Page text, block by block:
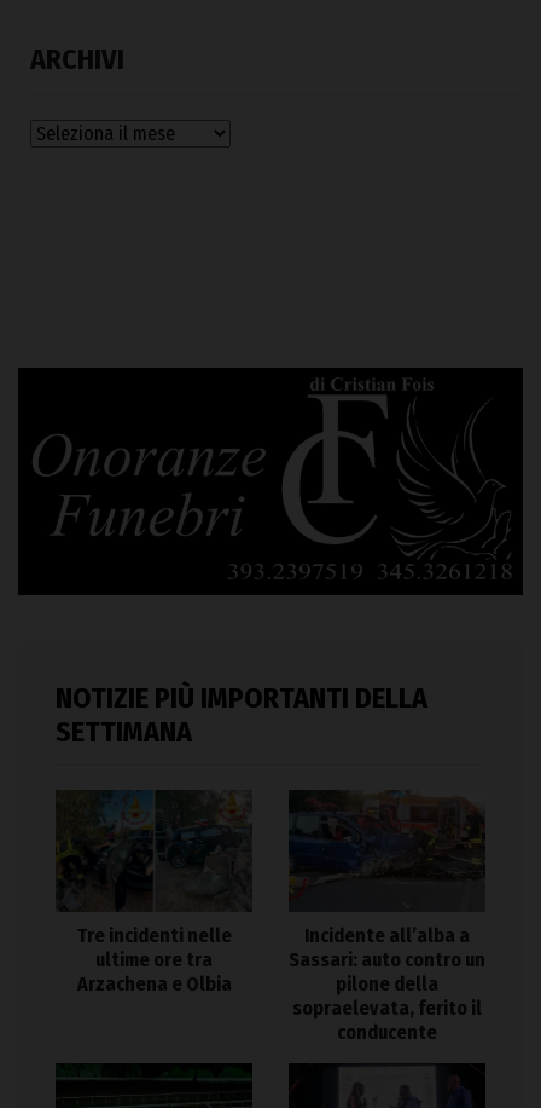
ARCHIVI
Archivi
NOTIZIE PIÙ IMPORTANTI DELLA
SETTIMANA
Tre incidenti nelle
ultime ore tra
Arzachena e Olbia
Incidente all’alba a
Sassari: auto contro un
pilone della
sopraelevata, ferito il
conducente